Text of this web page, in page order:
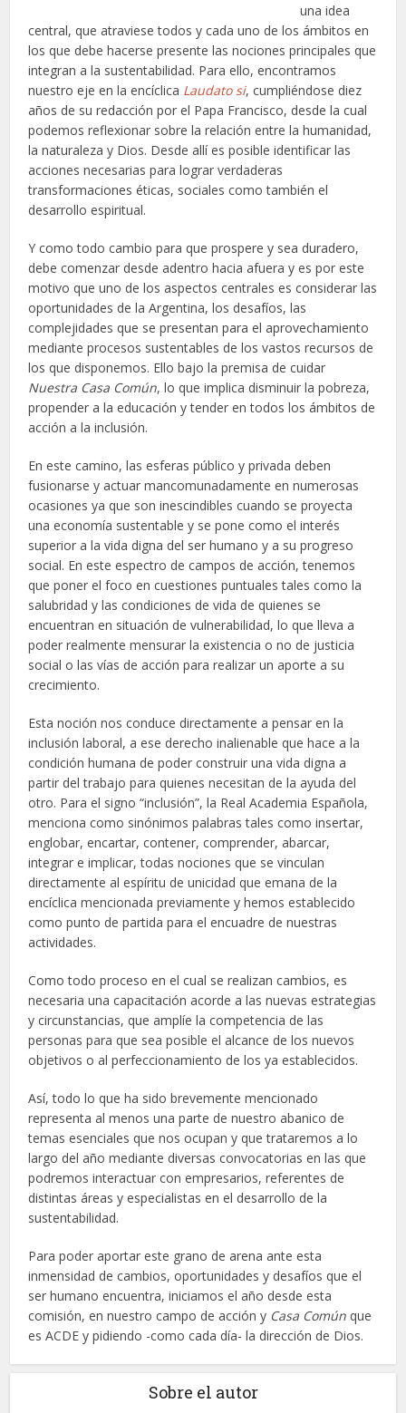
una idea
central, que atraviese todos y cada uno de los ámbitos en
los que debe hacerse presente las nociones principales que
integran a la sustentabilidad. Para ello, encontramos
nuestro eje en la encíclica Laudato si, cumpliéndose diez
años de su redacción por el Papa Francisco, desde la cual
podemos reflexionar sobre la relación entre la humanidad,
la naturaleza y Dios. Desde allí es posible identificar las
acciones necesarias para lograr verdaderas
transformaciones éticas, sociales como también el
desarrollo espiritual.
Y como todo cambio para que prospere y sea duradero,
debe comenzar desde adentro hacia afuera y es por este
motivo que uno de los aspectos centrales es considerar las
oportunidades de la Argentina, los desafíos, las
complejidades que se presentan para el aprovechamiento
mediante procesos sustentables de los vastos recursos de
los que disponemos. Ello bajo la premisa de cuidar
Nuestra Casa Común, lo que implica disminuir la pobreza,
propender a la educación y tender en todos los ámbitos de
acción a la inclusión.
En este camino, las esferas público y privada deben
fusionarse y actuar mancomunadamente en numerosas
ocasiones ya que son inescindibles cuando se proyecta
una economía sustentable y se pone como el interés
superior a la vida digna del ser humano y a su progreso
social. En este espectro de campos de acción, tenemos
que poner el foco en cuestiones puntuales tales como la
salubridad y las condiciones de vida de quienes se
encuentran en situación de vulnerabilidad, lo que lleva a
poder realmente mensurar la existencia o no de justicia
social o las vías de acción para realizar un aporte a su
crecimiento.
Esta noción nos conduce directamente a pensar en la
inclusión laboral, a ese derecho inalienable que hace a la
condición humana de poder construir una vida digna a
partir del trabajo para quienes necesitan de la ayuda del
otro. Para el signo “inclusión”, la Real Academia Española,
menciona como sinónimos palabras tales como insertar,
englobar, encartar, contener, comprender, abarcar,
integrar e implicar, todas nociones que se vinculan
directamente al espíritu de unicidad que emana de la
encíclica mencionada previamente y hemos establecido
como punto de partida para el encuadre de nuestras
actividades.
Como todo proceso en el cual se realizan cambios, es
necesaria una capacitación acorde a las nuevas estrategias
y circunstancias, que amplíe la competencia de las
personas para que sea posible el alcance de los nuevos
objetivos o al perfeccionamiento de los ya establecidos.
Así, todo lo que ha sido brevemente mencionado
representa al menos una parte de nuestro abanico de
temas esenciales que nos ocupan y que trataremos a lo
largo del año mediante diversas convocatorias en las que
podremos interactuar con empresarios, referentes de
distintas áreas y especialistas en el desarrollo de la
sustentabilidad.
Para poder aportar este grano de arena ante esta
inmensidad de cambios, oportunidades y desafíos que el
ser humano encuentra, iniciamos el año desde esta
comisión, en nuestro campo de acción y Casa Común que
es ACDE y pidiendo -como cada día- la dirección de Dios.
Sobre el autor